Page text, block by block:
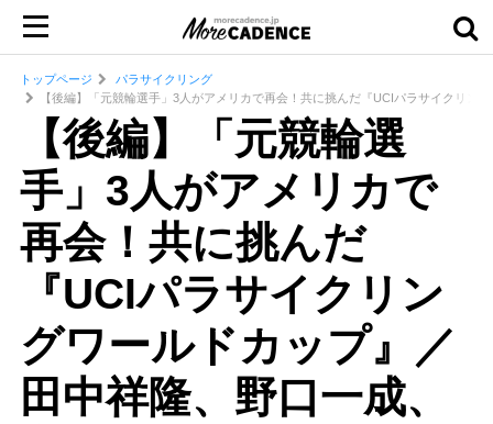
トップページ
パラサイクリング
【後編】「元競輪選手」3人がアメリカで再会！共に挑んだ『UCIパラサイクリン
【後編】「元競輪選
手」3人がアメリカで
再会！共に挑んだ
『UCIパラサイクリン
グワールドカップ』／
田中祥隆、野口一成、